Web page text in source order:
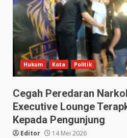
Hukum Kota Politik
Cegah Peredaran
Executive Lounge
Kepada Pengunjung
Editor 14 Mei 2026